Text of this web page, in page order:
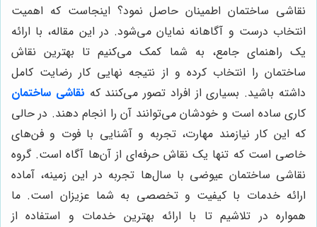
نقاشی ساختمان اطمینان حاصل نمود؟ اینجاست که اهمیت
انتخاب درست و آگاهانه نمایان می‌شود. در این مقاله، با ارائه
یک راهنمای جامع، به شما کمک می‌کنیم تا بهترین نقاش
ساختمان را انتخاب کرده و از نتیجه نهایی کار رضایت کامل
داشته باشید. بسیاری از افراد تصور می‌کنند که نقاشی ساختمان
کاری ساده است و خودشان می‌توانند آن را انجام دهند. در حالی
که این کار نیازمند مهارت، تجربه و آشنایی با فوت و فن‌های
خاصی است که تنها یک نقاش حرفه‌ای از آن‌ها آگاه است. گروه
نقاشی ساختمان عیوضی با سال‌ها تجربه در این زمینه، آماده
ارائه خدمات با کیفیت و تخصصی به شما عزیزان است. ما
همواره در تلاشیم تا با ارائه بهترین خدمات و استفاده از